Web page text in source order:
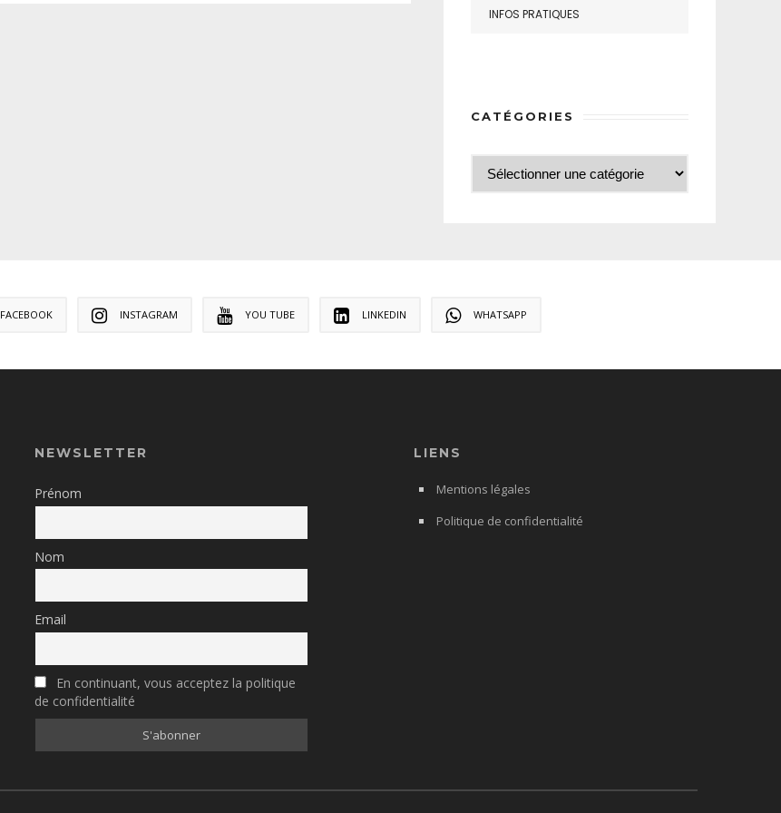
INFOS PRATIQUES
CATÉGORIES
FACEBOOK INSTAGRAM YOU TUBE LINKEDIN WHATSAPP
NEWSLETTER
Prénom
Nom
Email
En continuant, vous acceptez la politique
de confidentialité
LIENS
Mentions légales
Politique de confidentialité